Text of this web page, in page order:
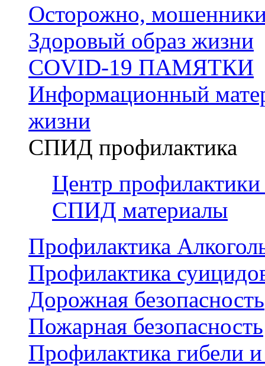
Осторожно,
Здоровый образ жизни
COVID-19 ПАМЯТКИ
Информационный
жизни
СПИД профилактика
Центр
СПИД материалы
Профилактика
Профилактика
Дорожная безопасность
Пожарная безопасность
Профилактика гибели